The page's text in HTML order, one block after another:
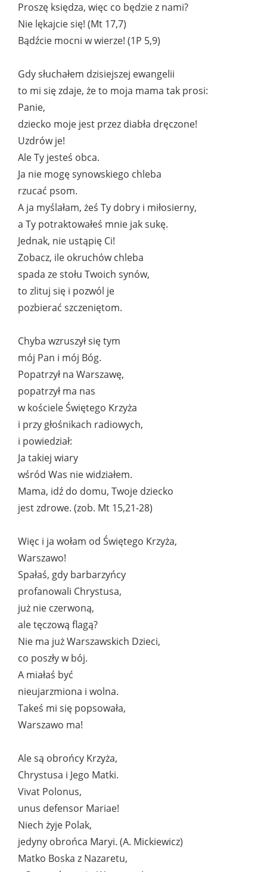
Proszę księdza, więc co będzie z nami?
Nie lękajcie się! (Mt 17,7)
Bądźcie mocni w wierze! (1P 5,9)
Gdy słuchałem dzisiejszej ewangelii
to mi się zdaje, że to moja mama tak prosi:
Panie,
dziecko moje jest przez diabła dręczone!
Uzdrów je!
Ale Ty jesteś obca.
Ja nie mogę synowskiego chleba
rzucać psom.
A ja myślałam, żeś Ty dobry i miłosierny,
a Ty potraktowałeś mnie jak sukę.
Jednak, nie ustąpię Ci!
Zobacz, ile okruchów chleba
spada ze stołu Twoich synów,
to zlituj się i pozwól je
pozbierać szczeniętom.
Chyba wzruszył się tym
mój Pan i mój Bóg.
Popatrzył na Warszawę,
popatrzył ma nas
w kościele Świętego Krzyża
i przy głośnikach radiowych,
i powiedział:
Ja takiej wiary
wśród Was nie widziałem.
Mama, idź do domu, Twoje dziecko
jest zdrowe. (zob. Mt 15,21-28)
Więc i ja wołam od Świętego Krzyża,
Warszawo!
Spałaś, gdy barbarzyńcy
profanowali Chrystusa,
już nie czerwoną,
ale tęczową flagą?
Nie ma już Warszawskich Dzieci,
co poszły w bój.
A miałaś być
nieujarzmiona i wolna.
Takeś mi się popsowała,
Warszawo ma!
Ale są obrońcy Krzyża,
Chrystusa i Jego Matki.
Vivat Polonus,
unus defensor Mariae!
Niech żyje Polak,
jedyny obrońca Maryi. (A. Mickiewicz)
Matko Boska z Nazaretu,